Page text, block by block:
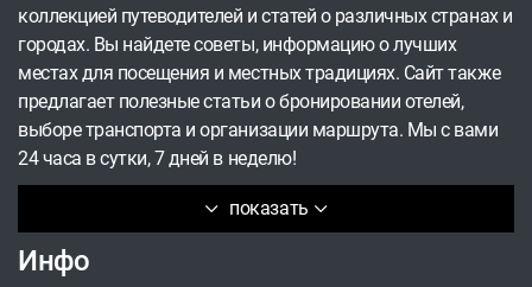
показать
коллекцией путеводителей и статей о различных странах и
городах. Вы найдете советы, информацию о лучших
местах для посещения и местных традициях. Сайт также
предлагает полезные статьи о бронировании отелей,
выборе транспорта и организации маршрута. Мы с вами
24 часа в сутки, 7 дней в неделю!
Инфо